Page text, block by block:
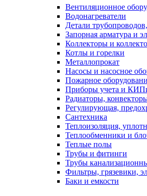
Вентиляционное
Водонагреватели
Детали
Запорная арматура и
Коллекторы и
Котлы и горелки
Металлопрокат
Насосы и насосное
Пожарное
Приборы учета и
Радиаторы,
Регулирующая,
Сантехника
Теплоизоляция,
Теплообменники и
Теплые полы
Трубы и фитинги
Трубы
Фильтры, грязевики,
Баки и емкости